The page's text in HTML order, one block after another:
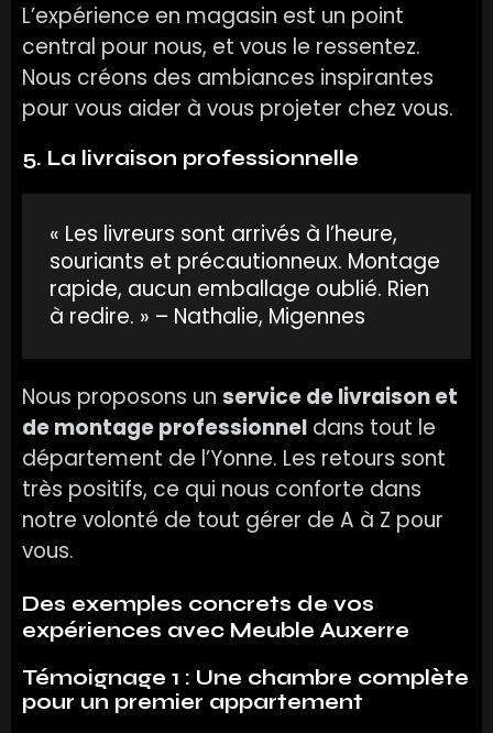
L’expérience en magasin est un point
central pour nous, et vous le ressentez.
Nous créons des ambiances inspirantes
pour vous aider à vous projeter chez vous.
5. La livraison professionnelle
« Les livreurs sont arrivés à l’heure,
souriants et précautionneux. Montage
rapide, aucun emballage oublié. Rien
à redire. » – Nathalie, Migennes
Nous proposons un service de livraison et
de montage professionnel dans tout le
département de l’Yonne. Les retours sont
très positifs, ce qui nous conforte dans
notre volonté de tout gérer de A à Z pour
vous.
Des exemples concrets de vos
expériences avec Meuble Auxerre
Témoignage 1 : Une chambre complète
pour un premier appartement